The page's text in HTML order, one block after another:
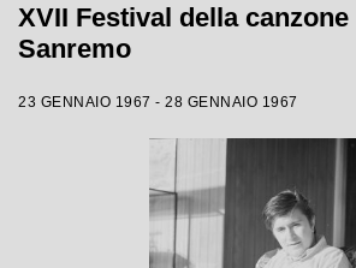
XVII Festival della
Sanremo
23 GENNAIO 1967 - 28 GENNAIO 1967